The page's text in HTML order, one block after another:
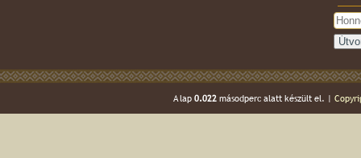
A lap 0.022másodperc alatt készült el. |